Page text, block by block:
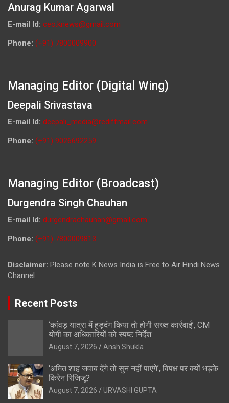
Anurag Kumar Agarwal
E-mail Id: ceo.knews@gmail.com
Phone: (+91) 7800009900
Managing Editor (Digital Wing)
Deepali Srivastava
E-mail Id: deepali_media@rediffmail.com
Phone: (+91) 9026692259
Managing Editor (Broadcast)
Durgendra Singh Chauhan
E-mail Id: durgendrachauhan@gmail.com
Phone: (+91) 7800009813
Disclaimer: Please note K News India is Free to Air Hindi News
Channel
Recent Posts
‘कांवड़ यात्रा में हुड़दंग किया तो होगी सख्त कार्रवाई’, CM
योगी का अधिकारियों को स्पष्ट निर्देश
August 7, 2026 Ansh Shukla
‘अमित शाह जवाब देंगे तो सुन नहीं पाएंगे’, विपक्ष पर क्यों भड़के
किरेन रिजिजू?
August 7, 2026 URVASHI GUPTA